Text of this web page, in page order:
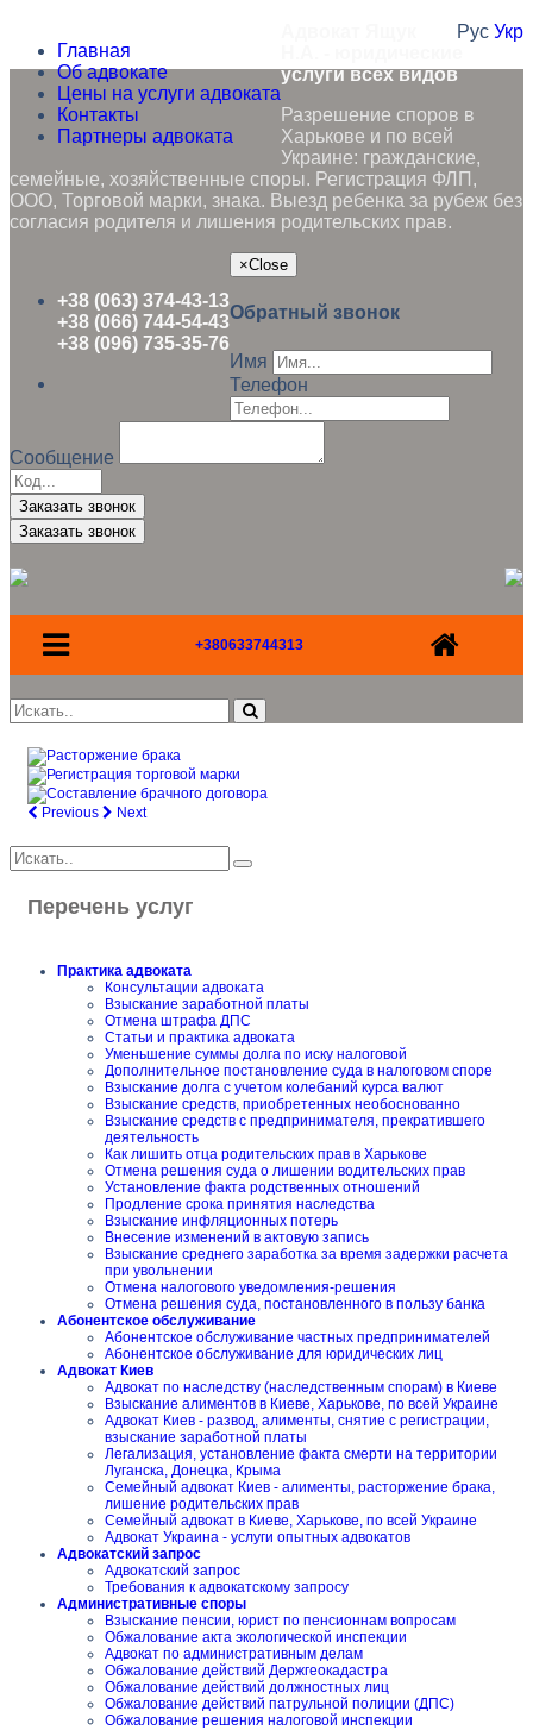
Главная
Об адвокате
Цены на услуги адвоката
Контакты
Партнеры адвоката
Рус Укр
услуги всех видов
Разрешение споров в
Харькове и по всей
Украине: гражданские,
семейные, хозяйственные споры. Регистрация ФЛП,
ООО, Торговой марки, знака. Выезд ребенка за рубеж без
согласия родителя и лишения родительских прав.
+38 (063) 374-43-13
+38 (066) 744-54-43
+38 (096) 735-35-76
×Close
Обратный звонок
Имя
Телефон
Сообщение
Заказать звонок
+380633744313
Previous Next
Перечень услуг
Практика адвоката
Консультации адвоката
Взыскание заработной платы
Отмена штрафа ДПС
Статьи и практика адвоката
Уменьшение суммы долга по иску налоговой
Дополнительное постановление суда в налоговом споре
Взыскание долга с учетом колебаний курса валют
Взыскание средств, приобретенных необоснованно
Взыскание средств с предпринимателя, прекратившего
деятельность
Как лишить отца родительских прав в Харькове
Отмена решения суда о лишении водительских прав
Установление факта родственных отношений
Продление срока принятия наследства
Взыскание инфляционных потерь
Внесение изменений в актовую запись
Взыскание среднего заработка за время задержки расчета
при увольнении
Отмена налогового уведомления-решения
Отмена решения суда, постановленного в пользу банка
Абонентское обслуживание
Абонентское обслуживание частных предпринимателей
Абонентское обслуживание для юридических лиц
Адвокат Киев
Адвокат по наследству (наследственным спорам) в Киеве
Взыскание алиментов в Киеве, Харькове, по всей Украине
Адвокат Киев - развод, алименты, снятие с регистрации,
взыскание заработной платы
Легализация, установление факта смерти на территории
Луганска, Донецка, Крыма
Семейный адвокат Киев - алименты, расторжение брака,
лишение родительских прав
Семейный адвокат в Киеве, Харькове, по всей Украине
Адвокат Украина - услуги опытных адвокатов
Адвокатский запрос
Адвокатский запрос
Требования к адвокатскому запросу
Административные споры
Взыскание пенсии, юрист по пенсионнам вопросам
Обжалование акта экологической инспекции
Адвокат по административным делам
Обжалование действий Держгеокадастра
Обжалование действий должностных лиц
Обжалование действий патрульной полиции (ДПС)
Обжалование решения налоговой инспекции